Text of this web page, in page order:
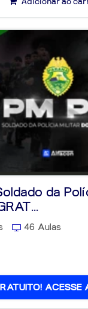
da
46 Aulas
ACESSE